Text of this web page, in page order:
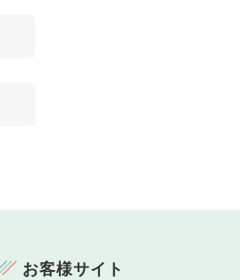
お客様サイト